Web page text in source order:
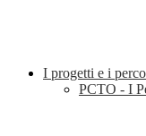
I progetti e i
PCTO - I